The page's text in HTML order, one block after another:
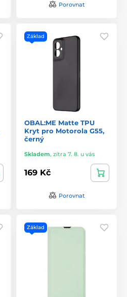
Porovnat
Základ
OBAL:ME Matte TPU
Kryt pro Motorola G55,
černý
Skladem, zítra 7. 8. u vás
169 Kč
Porovnat
Základ